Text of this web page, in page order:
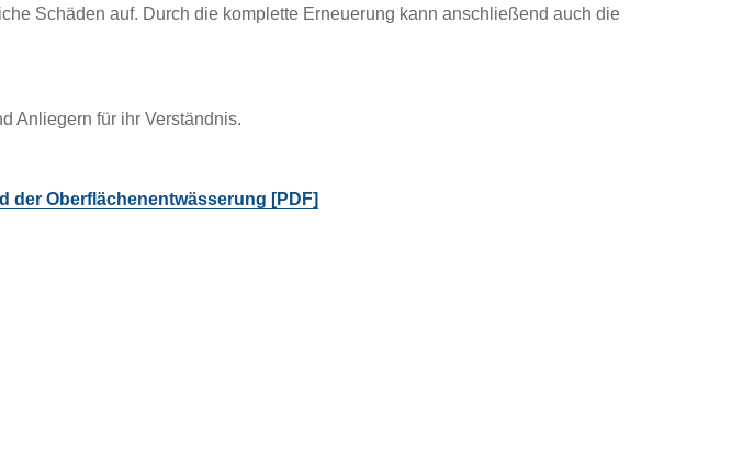
Schäden auf. Durch die komplette Erneuerung kann anschließend auch die
Anliegern für ihr Verständnis.
der Oberflächenentwässerung [PDF]